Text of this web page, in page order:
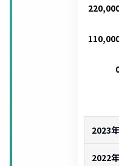
2023年
2022年